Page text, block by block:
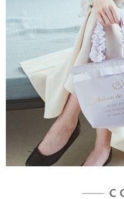
１．透過由恩沛科技股份有限公司
易，需依本服務之必要範圍內提
權轉讓予恩沛科技股份有限公司。
２．關於個人資料處理事宜，請瀏
https://aftee.tw/terms/#terms3
３．未成年的使用者請事先徵得
「AFTEE先享後付」，若未經同
任。
４．使用「AFTEE先享後付」時
時審查核予不同之上限額度；若仍
請求用戶進行身份認證。
５．嚴禁一人註冊多個帳號或使用
恩沛科技股份有限公司將有權停止
每筆NT$60，滿NT$888(含以上
每筆NT$60，滿NT$888(含以
宅配
每筆NT$90，滿NT$888(含以上